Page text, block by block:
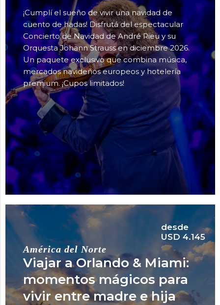
¡Cumplí el sueño de vivir una navidad de
cuento de hadas! Disfrutá del espectacular
Concierto de Navidad de André Rieu y su
Orquesta Johann Strauss en diciembre 2026.
Un paquete exclusivo que combina música,
mercados navideños europeos y hotelería
premium. ¡Cupos limitados!
desde
USD 4.145
América del Norte
Viajar a Orlando & Miami:
momentos mágicos para
vivir entre madre e hija